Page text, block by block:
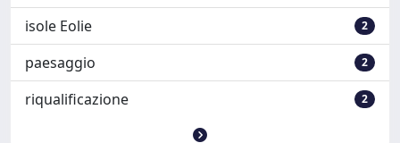
isole Eolie 2
paesaggio 2
riqualificazione 2